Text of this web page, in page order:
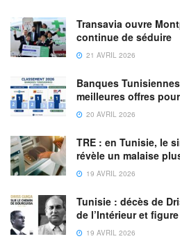
Transavia ouvre
continue de séduire
21 AVRIL 2026
Banques
meilleures offres
20 AVRIL 2026
TRE : en Tunisie, le
révèle un malaise
19 AVRIL 2026
Tunisie : décès de
de l’Intérieur et
19 AVRIL 2026